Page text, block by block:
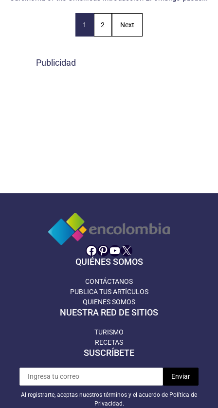
1 2 Next
Publicidad
Facebook
Pinterest
YouTube
X
QUIÉNES SOMOS
CONTÁCTANOS
PUBLICA TUS ARTÍCULOS
QUIENES SOMOS
NUESTRA RED DE SITIOS
TURISMO
RECETAS
SUSCRÍBETE
Al registrarte, aceptas nuestros términos y el acuerdo de Política de
Privacidad.